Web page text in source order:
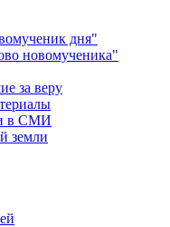
дня"
новомученика"
за веру
в СМИ
земли